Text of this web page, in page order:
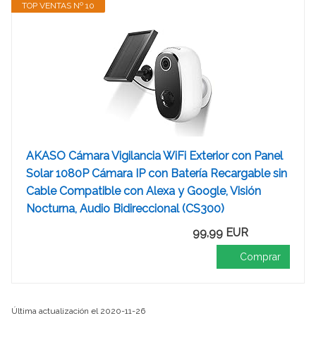
TOP VENTAS Nº 10
AKASO Cámara Vigilancia WiFi Exterior con Panel
Solar 1080P Cámara IP con Batería Recargable sin
Cable Compatible con Alexa y Google, Visión
Nocturna, Audio Bidireccional (CS300)
99,99 EUR
Comprar
Última actualización el 2020-11-26